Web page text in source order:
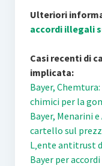
Ulteriori
accordi illegali
Casi recenti di
implicata:
Bayer,
chimici per la
Bayer, Menarini
cartello sul
L‚ente antitrust
Bayer per